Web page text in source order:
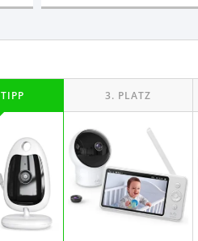
Test SpielbögenTest
Baby MobilesTest
Test